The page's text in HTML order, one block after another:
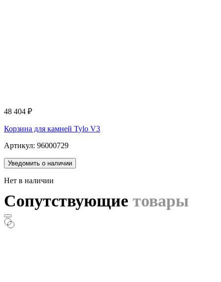
48 404 ₽
Корзина для камней Tylo V3
Артикул: 96000729
Уведомить о наличии
Нет в наличии
Сопутствующие товары